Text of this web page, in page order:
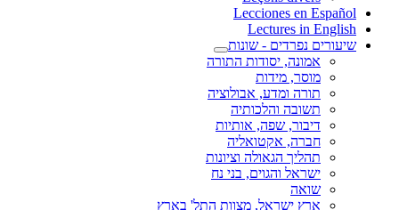
Lecciones en Español
Lectures in English
שיעורים נפרדים - שונות
אמונה, יסודות התורה
מוסר, מידות
תורה ומדע, אבולוציה
תשובה והלכותיה
דיבור, שפה, אותיות
חברה, אקטואליה
תהליך הגאולה וציונות
ישראל והגוים, בני נח
שואה
ארץ ישראל, מצוות התל' בארץ